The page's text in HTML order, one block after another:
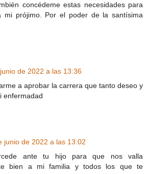
concédeme estas necesidades para
mi prójimo. Por el poder de la santísima
de 2022 a las 13:36
a aprobar la carrera que tanto deseo y
enfermadad
junio de 2022 a las 13:02
ante tu hijo para que nos valla
bien a mi familia y todos los que te